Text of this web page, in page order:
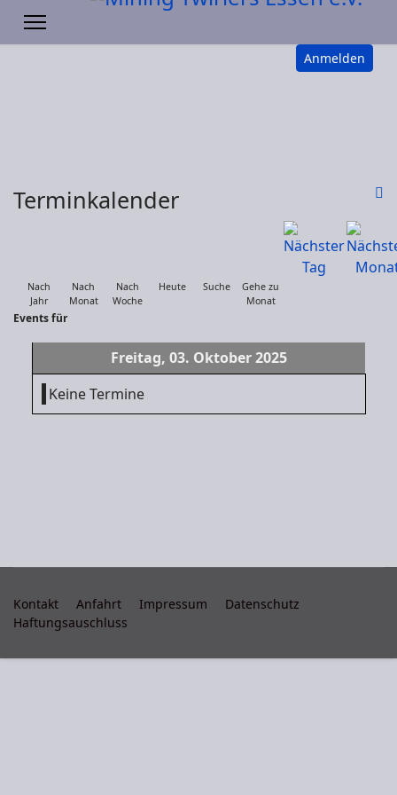
Anmelden
Terminkalender
Nach
Jahr
Nach
Monat
Nach
Woche
Heute Suche
Gehe zu
Monat
Events für
Freitag, 03. Oktober 2025
Keine Termine
Kontakt Anfahrt Impressum
Datenschutz
Haftungsauschluss